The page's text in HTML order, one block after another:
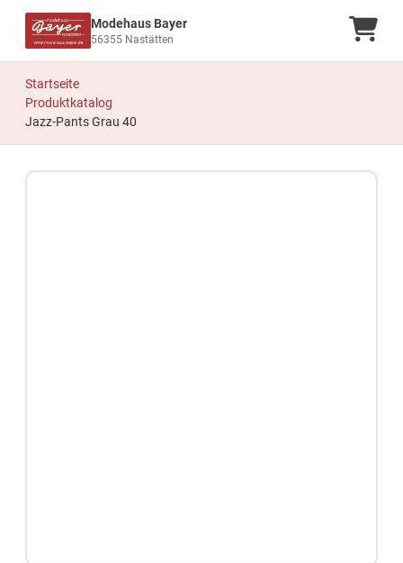
Modehaus Bayer
56355 Nastätten
Startseite
Produktkatalog
Jazz-Pants Grau 40